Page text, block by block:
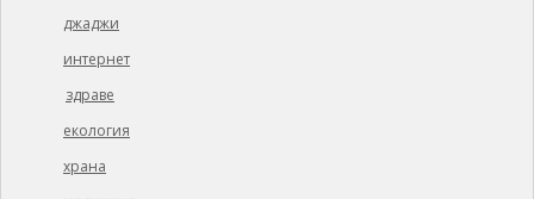
джаджи
интернет
здраве
екология
храна